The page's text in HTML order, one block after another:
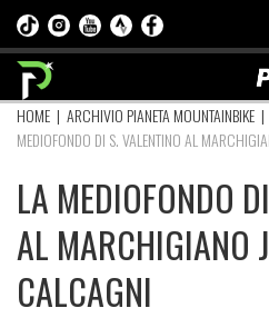
HOME | ARCHIVIO PIANETA MOUNTAINBIKE |
MEDIOFONDO DI S. VALENTINO AL
LA MEDIOFONDO
AL MARCHIGIANO
CALCAGNI